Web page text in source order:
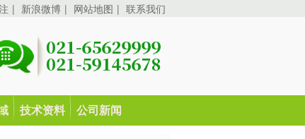
| 新浪微博 | 网站地图 | 联系我们
技术资料 公司新闻